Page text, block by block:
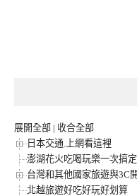
展開全部 | 收合全部
日本交通.上網看這裡
澎湖花火吃喝玩樂一次搞定
台灣和其他國家旅遊與3C
北越旅遊好吃好玩好划算